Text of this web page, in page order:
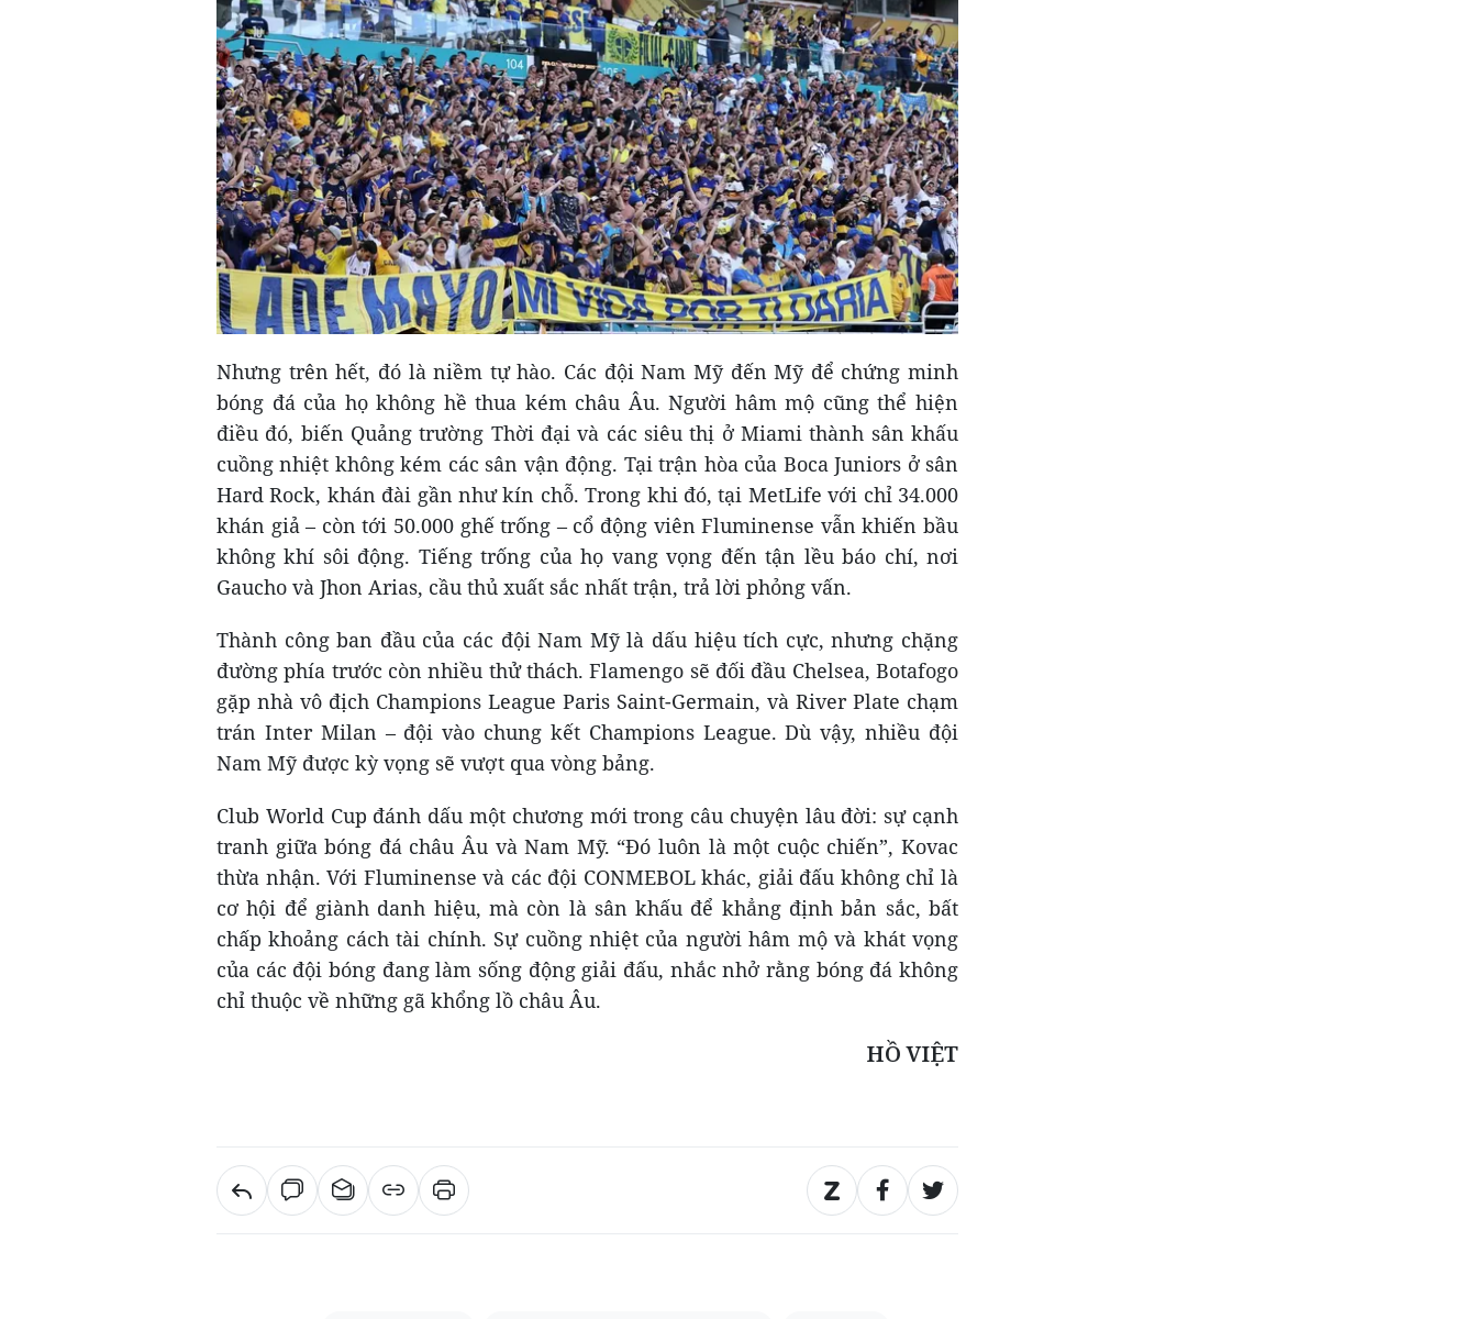
Nhưng trên hết, đó là niềm tự hào. Các đội Nam Mỹ đến Mỹ để chứng minh
bóng đá của họ không hề thua kém châu Âu. Người hâm mộ cũng thể hiện
điều đó, biến Quảng trường Thời đại và các siêu thị ở Miami thành sân khấu
cuồng nhiệt không kém các sân vận động. Tại trận hòa của Boca Juniors ở sân
Hard Rock, khán đài gần như kín chỗ. Trong khi đó, tại MetLife với chỉ 34.000
khán giả – còn tới 50.000 ghế trống – cổ động viên Fluminense vẫn khiến bầu
không khí sôi động. Tiếng trống của họ vang vọng đến tận lều báo chí, nơi
Gaucho và Jhon Arias, cầu thủ xuất sắc nhất trận, trả lời phỏng vấn.
Thành công ban đầu của các đội Nam Mỹ là dấu hiệu tích cực, nhưng chặng
đường phía trước còn nhiều thử thách. Flamengo sẽ đối đầu Chelsea, Botafogo
gặp nhà vô địch Champions League Paris Saint-Germain, và River Plate chạm
trán Inter Milan – đội vào chung kết Champions League. Dù vậy, nhiều đội
Nam Mỹ được kỳ vọng sẽ vượt qua vòng bảng.
Club World Cup đánh dấu một chương mới trong câu chuyện lâu đời: sự cạnh
tranh giữa bóng đá châu Âu và Nam Mỹ. “Đó luôn là một cuộc chiến”, Kovac
thừa nhận. Với Fluminense và các đội CONMEBOL khác, giải đấu không chỉ là
cơ hội để giành danh hiệu, mà còn là sân khấu để khẳng định bản sắc, bất
chấp khoảng cách tài chính. Sự cuồng nhiệt của người hâm mộ và khát vọng
của các đội bóng đang làm sống động giải đấu, nhắc nhở rằng bóng đá không
chỉ thuộc về những gã khổng lồ châu Âu.
HỒ VIỆT